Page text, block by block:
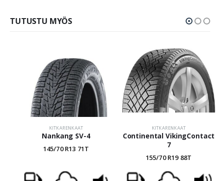
TUTUSTU MYÖS
KITKARENKAAT
Nankang SV-4
145/70 R13 71T
KITKARENKAAT
Continental VikingContact
7
155/70 R19 88T